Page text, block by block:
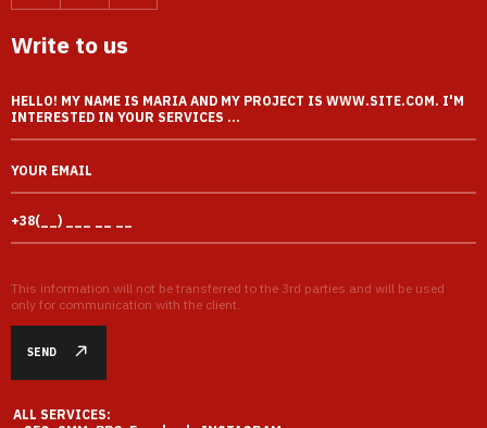
Write to us
This information will not be transferred to the 3rd parties and will be used
only for communication with the client.
SEND
ALL SERVICES: